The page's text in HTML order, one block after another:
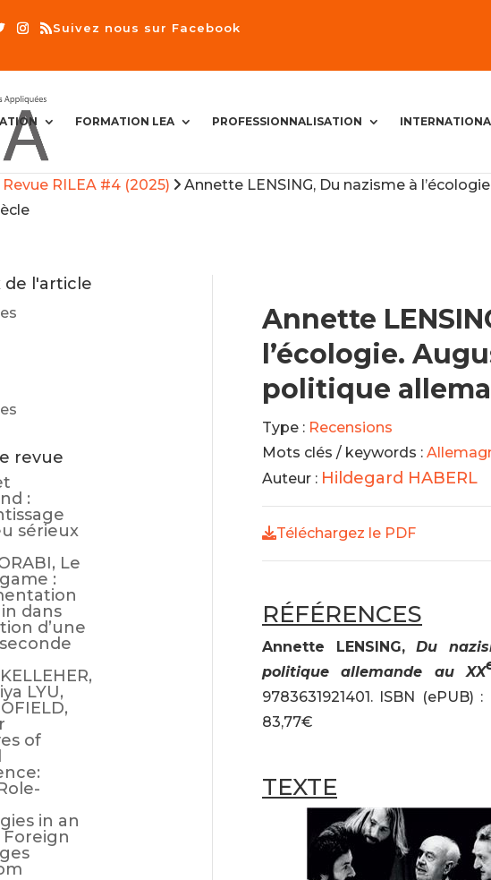
Suivez nous sur Facebook
FORMATION LEA PROFESSIONNALISATION
Revue RILEA #4 (2025)
Annette LENSING, Du nazisme à
de l'article
revue
:
sérieux
Le
:
dans
d’une
LYU,
of
in an
Annette
l’écologie.
politique
Type : Recensions
Mots clés / keywords :
Auteur : Hildegard HABERL
Téléchargez le PDF
RÉFÉRENCES
Annette LENSING,Du
politique allemande au XX
9783631921401. ISBN (ePUB)
83,77€
TEXTE